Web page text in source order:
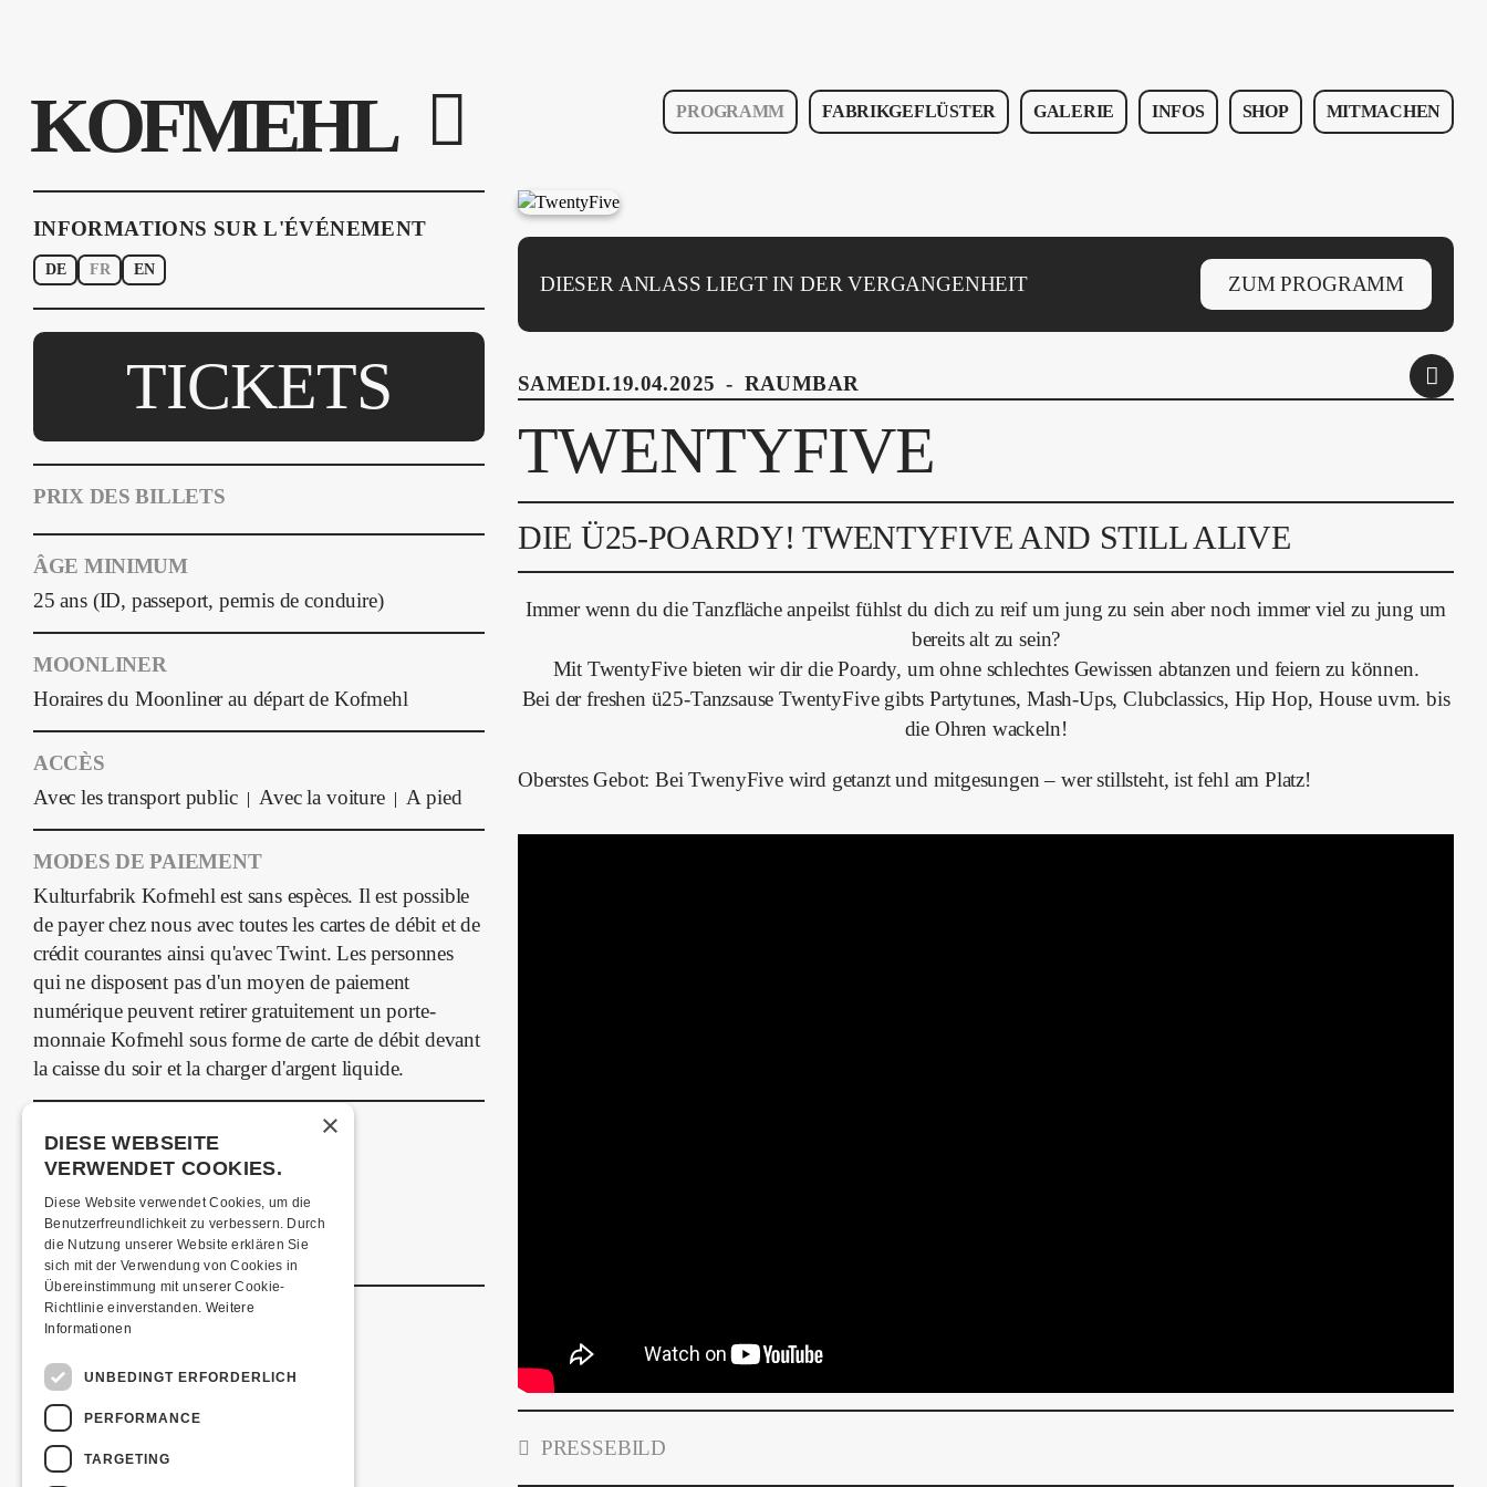
KOFMEHL PROGRAMM FABRIKGEFLÜSTER GALERIE INFOS SHOP MITMACHEN
DIESER ANLASS LIEGT IN DER VERGANGENHEIT ZUM PROGRAMM
SAMEDI.19.04.2025 - RAUMBAR
TWENTYFIVE
DIE Ü25-POARDY! TWENTYFIVE AND STILL ALIVE
Immer wenn du die Tanzfläche anpeilst fühlst du dich zu reif um jung zu sein aber noch immer viel zu jung um
bereits alt zu sein?
Mit TwentyFive bieten wir dir die Poardy, um ohne schlechtes Gewissen abtanzen und feiern zu können.
Bei der freshen ü25-Tanzsause TwentyFive gibts Partytunes, Mash-Ups, Clubclassics, Hip Hop, House uvm. bis
die Ohren wackeln!
Oberstes Gebot: Bei TwenyFive wird getanzt und mitgesungen – wer stillsteht, ist fehl am Platz!
PRESSEBILD
INFORMATIONS SUR L'ÉVÉNEMENT
DE FR EN
TICKETS
PRIX DES BILLETS
ÂGE MINIMUM
25 ans (ID, passeport, permis de conduire)
MOONLINER
Horaires du Moonliner au départ de Kofmehl
ACCÈS
Avec les transport public | Avec la voiture | A pied
MODES DE PAIEMENT
Kulturfabrik Kofmehl est sans espèces. Il est possible
de payer chez nous avec toutes les cartes de débit et de
crédit courantes ainsi qu'avec Twint. Les personnes
qui ne disposent pas d'un moyen de paiement
numérique peuvent retirer gratuitement un porte-
monnaie Kofmehl sous forme de carte de débit devant
la caisse du soir et la charger d'argent liquide.
HÉBERGEMENT
Auberge de jeunesse de Soleure
Hôtel Kreuz Solothurn
Hôtel H4
Autres hébergements
×
DIESE WEBSEITE
VERWENDET COOKIES.
Diese Website verwendet Cookies, um die
Benutzerfreundlichkeit zu verbessern. Durch
die Nutzung unserer Website erklären Sie
sich mit der Verwendung von Cookies in
Übereinstimmung mit unserer Cookie-
Richtlinie einverstanden. Weitere
Informationen
UNBEDINGT ERFORDERLICH
PERFORMANCE
TARGETING